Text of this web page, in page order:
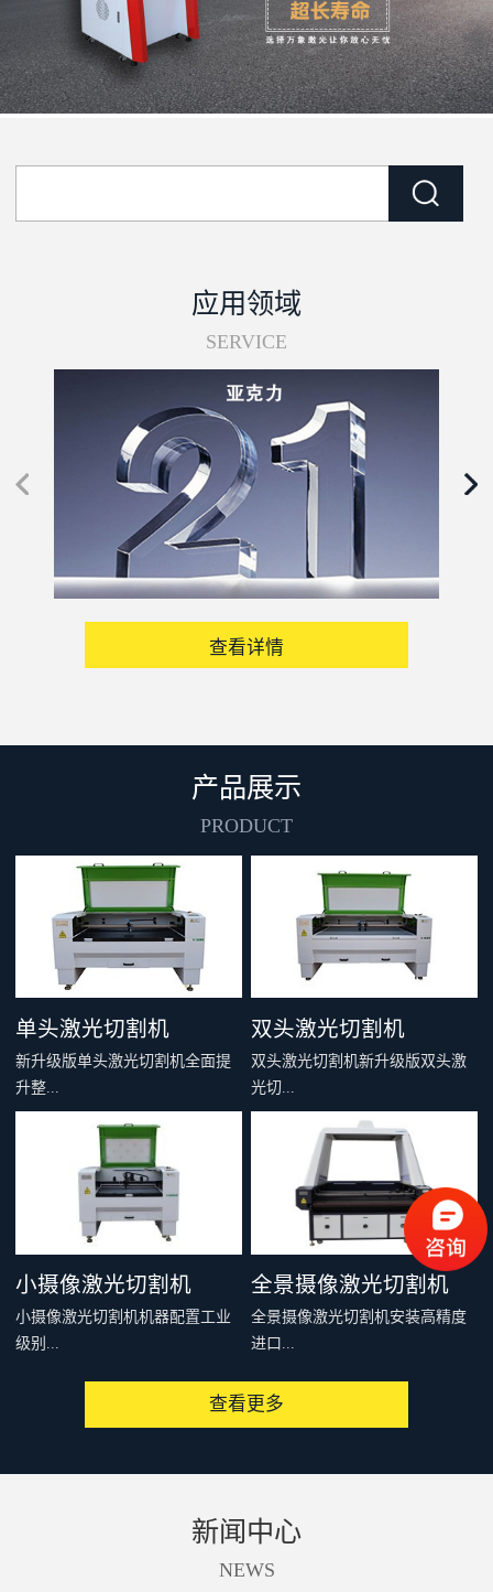
应用领域
SERVICE
查看详情
产品展示
PRODUCT
单头激光切割机
新升级版单头激光切割机全面提
升整...
机刚性和结构稳定性，多个型号
可供选择，适合绝大多数非金属
材料的切割雕刻，例如：亚克
力、木料、皮革、布料、毛料、
太阳能板等，是你购买入门级激
光切割机的首选。
双头激光切割机
双头激光切割机新升级版双头激
光切...
割机全面提升整机刚性和结构稳
定性，多个型号可供选择，适合
绝大多数非金属材料的切割雕
刻，例如：亚克力、木料、皮
革、布料、毛料、太阳能板等，
是你购买入门级激光切割机的首
选。
小摄像激光切割机
小摄像激光切割机机器配置工业
级别...
者轮廓，从而实现精准、快速、
商标唛头、印花、亚克力、太阳
全景摄像激光切割机
全景摄像激光切割机安装高精度
进口...
的图像，通过相机提取轮廓或者
设备进行切割。同时软件还支持
自动化处理。根据不同客户的不
查看更多
新闻中心
NEWS